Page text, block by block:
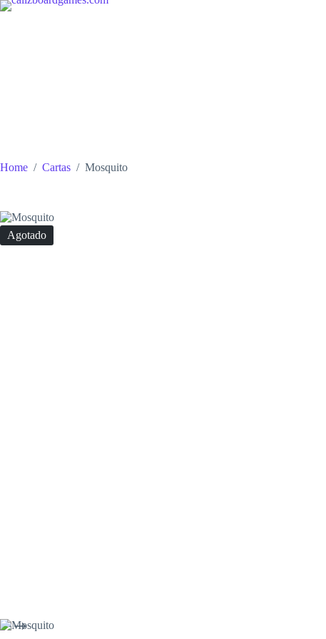
Skip
Home / Cartas / Mosquito
Agotado